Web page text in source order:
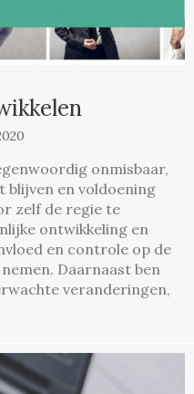
onmisbaar,
blijven en voldoening
zelf de regie te
ontwikkeling en
en controle op de
Daarnaast ben
veranderingen,